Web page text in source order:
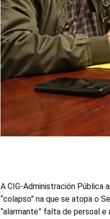
A CIG-Administración Pública
“colapso” na que se atopa o
“alarmante” falta de persoal